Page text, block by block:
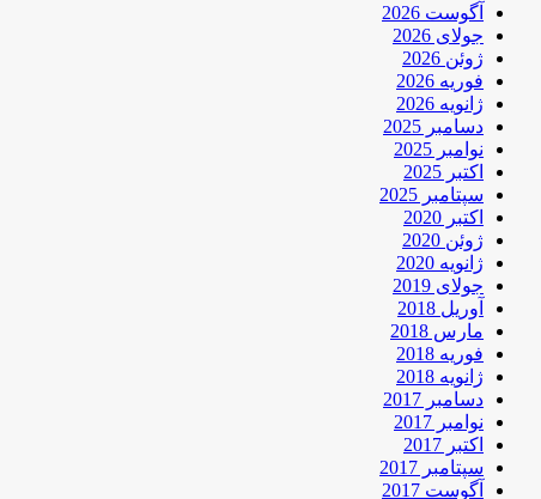
آگوست 2026
جولای 2026
ژوئن 2026
فوریه 2026
ژانویه 2026
دسامبر 2025
نوامبر 2025
اکتبر 2025
سپتامبر 2025
اکتبر 2020
ژوئن 2020
ژانویه 2020
جولای 2019
آوریل 2018
مارس 2018
فوریه 2018
ژانویه 2018
دسامبر 2017
نوامبر 2017
اکتبر 2017
سپتامبر 2017
آگوست 2017